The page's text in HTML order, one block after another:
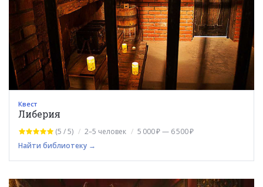
Квест
Либерия
(5 / 5) 2–5 человек
5 000 ₽ — 6 500 ₽
Найти библиотеку →